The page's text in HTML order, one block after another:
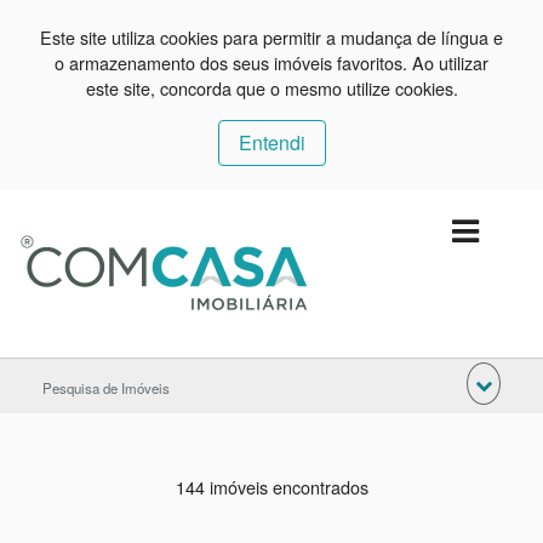
Este site utiliza cookies para permitir a mudança de língua e
o armazenamento dos seus imóveis favoritos. Ao utilizar
este site, concorda que o mesmo utilize cookies.
Entendi
Pesquisa de Imóveis
144 imóveis encontrados